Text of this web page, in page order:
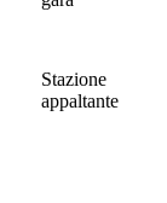
Stazione
appaltante